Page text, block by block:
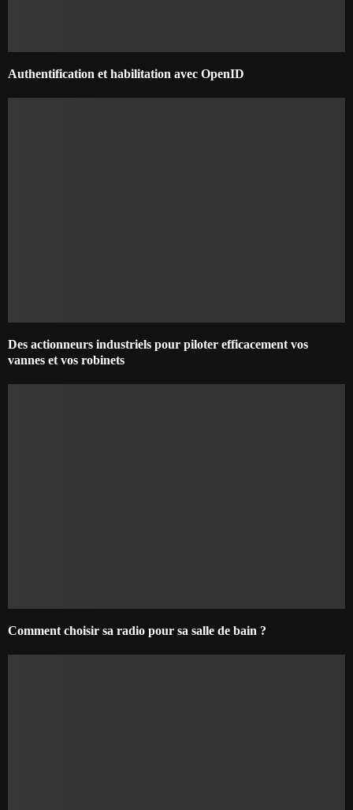
Authentification et habilitation avec OpenID
Des actionneurs industriels pour piloter efficacement vos
vannes et vos robinets
Comment choisir sa radio pour sa salle de bain ?